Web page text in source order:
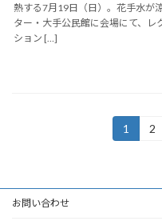
熱する7月19日（日）。花手水が
ター・大手公民館に会場にて、
ション […]
ペ
ー
固
定
ジ
1
固
ジ
2
お問い合わせ